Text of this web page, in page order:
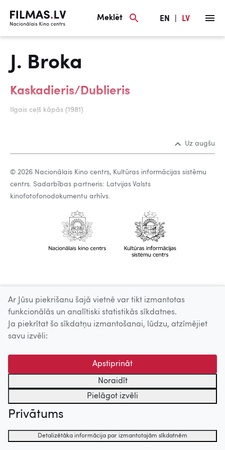
Meklēt EN LV
J. Broka
Kaskadieris/Dublieris
Ilgais ceļš kāpās (1981)
Uz augšu
© 2026 Nacionālais Kino centrs, Kultūras informācijas sistēmu
centrs. Sadarbības partneris: Latvijas Valsts
kinofotofonodokumentu arhīvs.
Ar Jūsu piekrišanu šajā vietnē var tikt izmantotas
funkcionālās un analītiski statistikās sīkdatnes.
Ja piekrītat šo sīkdatņu izmantošanai, lūdzu, atzīmējiet
savu izvēli:
Apstiprināt
Noraidīt
Pielāgot izvēli
Privātums
Detalizētāka informācija par izmantotajām sīkdatnēm